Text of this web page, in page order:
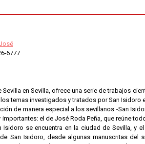
6777
en Sevilla, ofrece una serie de trabajos
temas investigados y tratados por San Isidoro
de manera especial a los sevillanos -San
el de José Roda Peña, que reúne
se encuentra en la ciudad de Sevilla, y
San Isidoro, desde algunas manuscritas del